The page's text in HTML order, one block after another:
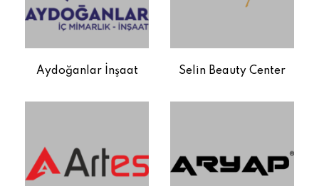
Aydoğanlar İnşaat Selin Beauty Center